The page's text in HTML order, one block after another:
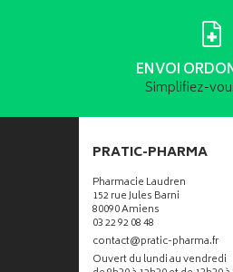
ENVOI
Simplifiez-
PRATIC-PHARMA
Pharmacie Laudren
152 rue Jules Barni
80090 Amiens
03 22 92 08 48
contact-
@-
pratic-pharma.fr
Ouvert du lundi au vendredi